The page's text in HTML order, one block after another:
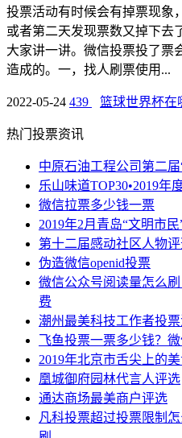
投票活动有时候会有掉票现象
或者第二天发现票数又掉下去
大家讲一讲。微信投票投了票
造成的。一，找人刷票使用...
2022-05-24 439 篮球世界杯在
热门投票资讯
中原石油工程公司第二
乐山味道TOP30•2019年
微信拉票多少钱一票
2019年2月青岛“文明市
第十二届感动社区人物
伪造微信openid投票
微信公众号阅读量怎么
费
潮州最美科技工作者投
飞鱼投票一票多少钱？
2019年北京市舌尖上的
凰城御府园林代言人评选
通达商场最美商户评选
凡科投票超过投票限制